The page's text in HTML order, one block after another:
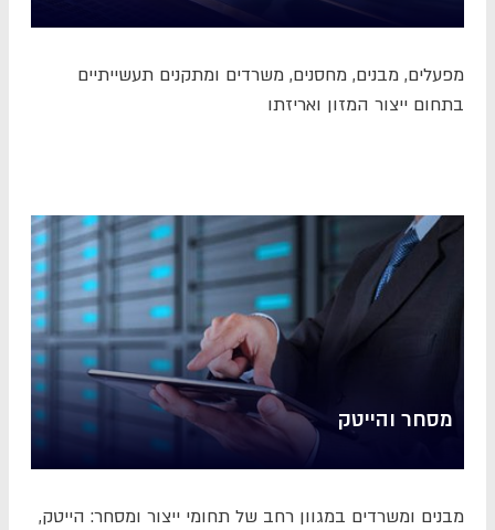
מפעלים, מבנים, מחסנים, משרדים ומתקנים תעשייתיים
בתחום ייצור המזון ואריזתו
מסחר והייטק
מבנים ומשרדים במגוון רחב של תחומי ייצור ומסחר: הייטק,